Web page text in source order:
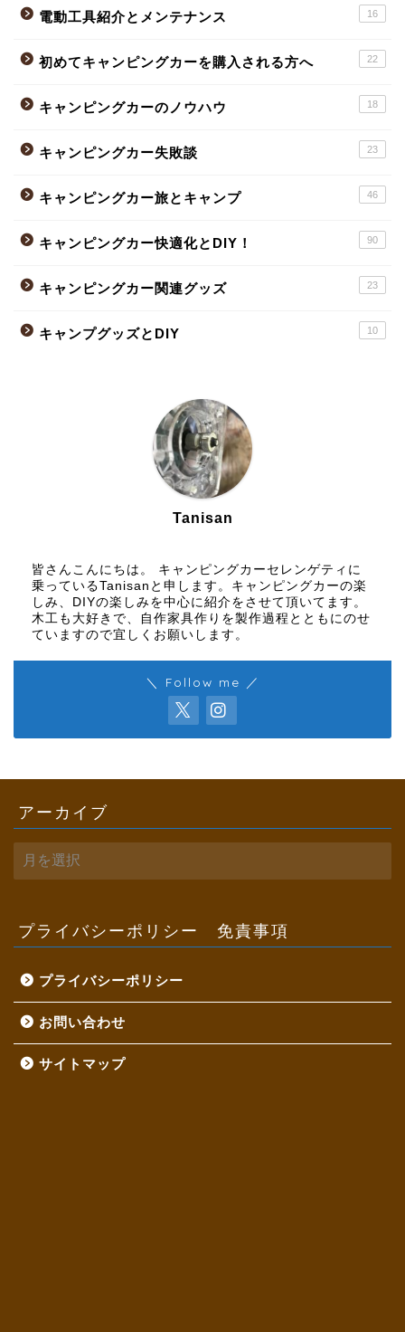
電動工具紹介とメンテナンス 16
初めてキャンピングカーを購入される方へ 22
キャンピングカーのノウハウ 18
キャンピングカー失敗談 23
キャンピングカー旅とキャンプ 46
キャンピングカー快適化とDIY！ 90
キャンピングカー関連グッズ 23
キャンプグッズとDIY 10
Tanisan
皆さんこんにちは。 キャンピングカーセレンゲティに
乗っているTanisanと申します。キャンピングカーの楽
しみ、DIYの楽しみを中心に紹介をさせて頂いてます。
木工も大好きで、自作家具作りを製作過程とともにのせ
ていますので宜しくお願いします。
＼ Follow me ／
アーカイブ
ー
ブ
プライバシーポリシー 免責事項
プライバシーポリシー
お問い合わせ
サイトマップ